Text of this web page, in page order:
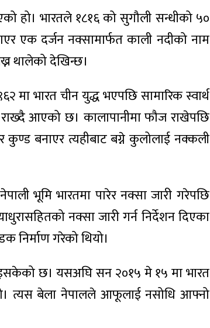
हो। भारतले १८१६ को सुगौली सन्धीको ५०
एक दर्जन नक्सामार्फत काली नदीको नाम
थालेको देखिन्छ।
मा भारत चीन युद्ध भएपछि सामारिक स्वार्थ
राख्दै आएको छ। कालापानीमा फौज राखेपछि
कुण्ड बनाएर त्यहीबाट बग्ने कुलोलाई नक्कली
भूमि भारतमा पारेर नक्सा जारी गरेपछि
नक्सा जारी गर्न निर्देशन दिएका
गरेको थियो।
छ। यसअघि सन २०१५ मे १५ मा भारत
त्यस बेला नेपालले आफूलाई नसोधि आफ्नो